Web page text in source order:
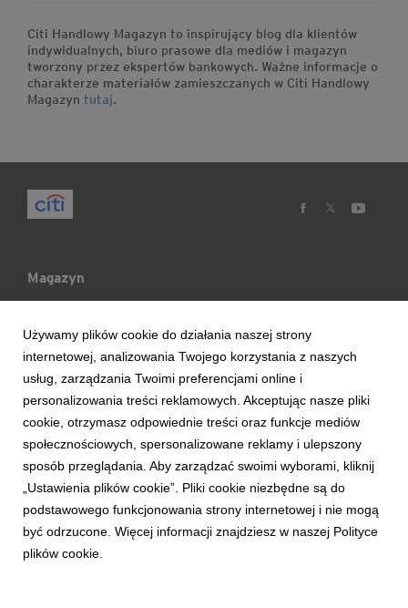
Citi Handlowy Magazyn to inspirujący blog dla klientów
indywidualnych, biuro prasowe dla mediów i magazyn
tworzony przez ekspertów bankowych. Ważne informacje o
charakterze materiałów zamieszczanych w Citi Handlowy
Magazyn tutaj.
Magazyn
Mój Blog
Ludzie & Wydarzenia
Trendy & Raporty
Aktualności
Copyright © 2017 Bank Handlowy w Warszawie S.A.
Używamy plików cookie do działania naszej strony
internetowej, analizowania Twojego korzystania z naszych
usług, zarządzania Twoimi preferencjami online i
personalizowania treści reklamowych. Akceptując nasze pliki
cookie, otrzymasz odpowiednie treści oraz funkcje mediów
społecznościowych, spersonalizowane reklamy i ulepszony
sposób przeglądania. Aby zarządzać swoimi wyborami, kliknij
„Ustawienia plików cookie”. Pliki cookie niezbędne są do
podstawowego funkcjonowania strony internetowej i nie mogą
być odrzucone. Więcej informacji znajdziesz w naszej Polityce
plików cookie.